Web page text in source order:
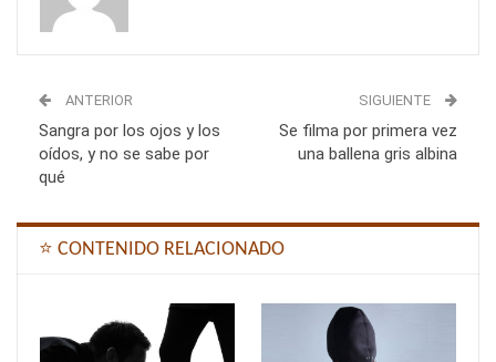
ANTERIOR
Sangra por los ojos y los
oídos, y no se sabe por
qué
SIGUIENTE
Se filma por primera vez
una ballena gris albina
⭐ CONTENIDO RELACIONADO